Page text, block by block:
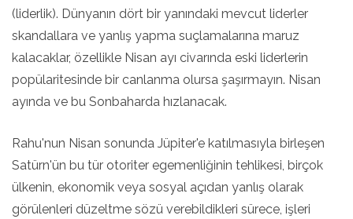
(liderlik). Dünyanın dört bir yanındaki mevcut liderler
skandallara ve yanlış yapma suçlamalarına maruz
kalacaklar, özellikle Nisan ayı civarında eski liderlerin
popülaritesinde bir canlanma olursa şaşırmayın. Nisan
ayında ve bu Sonbaharda hızlanacak.
Rahu'nun Nisan sonunda Jüpiter'e katılmasıyla birleşen
Satürn'ün bu tür otoriter egemenliğinin tehlikesi, birçok
ülkenin, ekonomik veya sosyal açıdan yanlış olarak
görülenleri düzeltme sözü verebildikleri sürece, işleri